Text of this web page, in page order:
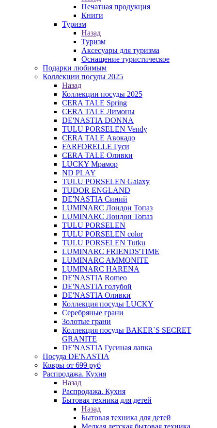
Печатная продукция
Книги
Туризм
Назад
Туризм
Аксесуары для туризма
Оснащение туристическое
Подарки любимым
Коллекции посуды 2025
Назад
Коллекции посуды 2025
CERA TALE Spring
CERA TALE Лимоны
DE'NASTIA DONNA
TULU PORSELEN Vendy
CERA TALE Авокадо
FARFORELLE Гуси
CERA TALE Оливки
LUCKY Мрамор
ND PLAY
TULU PORSELEN Galaxy
TUDOR ENGLAND
DE'NASTIA Синий
LUMINARC Лондон Топаз
LUMINARC Лондон Топаз
TULU PORSELEN
TULU PORSELEN color
TULU PORSELEN Tutku
LUMINARC FRIENDS'TIME
LUMINARC AMMONITE
LUMINARC HARENA
DE'NASTIA Romeo
DE'NASTIA голубой
DE'NASTIA Оливки
Коллекция посуды LUCKY
Серебряные грани
Золотые грани
Коллекция посуды BAKER`S SECRET
GRANITE
DE'NASTIA Гусиная лапка
Посуда DE'NASTIA
Ковры от 699 руб
Распродажа. Кухня
Назад
Распродажа. Кухня
Бытовая техника для детей
Назад
Бытовая техника для детей
Мелкая детская бытовая техника